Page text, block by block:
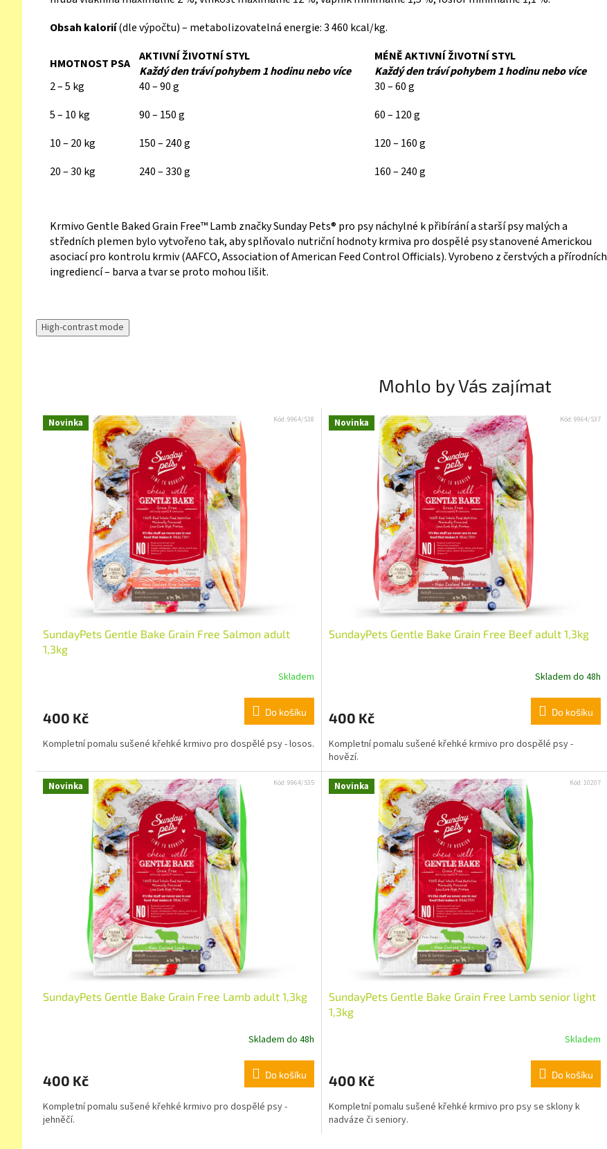
Obsah kalorií(dle výpočtu) – metabolizovatelná energie: 3 460 kcal/kg.
HMOTNOST PSA AKTIVNÍ ŽIVOTNÍ STYL
Každý den tráví pohybem 1 hodinu nebo více
MÉNĚ AKTIVNÍ ŽIVOTNÍ STYL
Každý den tráví pohybem 1 hodinu nebo více
2 – 5 kg
5 – 10 kg
10 – 20 kg
20 – 30 kg
40 – 90 g
90 – 150 g
150 – 240 g
240 – 330 g
30 – 60 g
60 – 120 g
120 – 160 g
160 – 240 g
Krmivo Gentle Baked Grain Free™ Lamb značky Sunday Pets® pro psy náchylné k přibírání a starší psy malých a
středních plemen bylo vytvořeno tak, aby splňovalo nutriční hodnoty krmiva pro dospělé psy stanovené Americkou
asociací pro kontrolu krmiv (AAFCO, Association of American Feed Control Officials). Vyrobeno z čerstvých a přírodních
ingrediencí – barva a tvar se proto mohou lišit.
High-contrast mode
Mohlo by Vás zajímat
Novinka
SundayPets Gentle Bake Grain Free Salmon adult
1,3kg
Skladem
400 Kč Do košíku
Kompletní pomalu sušené křehké krmivo pro dospělé psy - losos.
Kód:9964/S38 Novinka
SundayPets Gentle Bake Grain Free Beef adult 1,3kg
Skladem do 48h
400 Kč Do košíku
Kompletní pomalu sušené křehké krmivo pro dospělé psy -
hovězí.
Kód:9964/S37
Novinka
SundayPets Gentle Bake Grain Free Lamb adult 1,3kg
Skladem do 48h
400 Kč Do košíku
Kompletní pomalu sušené křehké krmivo pro dospělé psy -
jehněčí.
Kód:9964/S35 Novinka
SundayPets Gentle Bake Grain Free Lamb senior light
1,3kg
Skladem
400 Kč Do košíku
Kompletní pomalu sušené křehké krmivo pro psy se sklony k
nadváze či seniory.
Kód: 10207